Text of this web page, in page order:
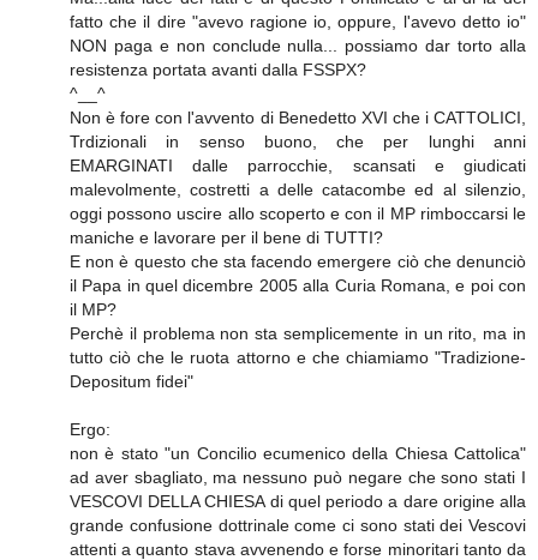
fatto che il dire "avevo ragione io, oppure, l'avevo detto io"
NON paga e non conclude nulla... possiamo dar torto alla
resistenza portata avanti dalla FSSPX?
^__^
Non è fore con l'avvento di Benedetto XVI che i CATTOLICI,
Trdizionali in senso buono, che per lunghi anni
EMARGINATI dalle parrocchie, scansati e giudicati
malevolmente, costretti a delle catacombe ed al silenzio,
oggi possono uscire allo scoperto e con il MP rimboccarsi le
maniche e lavorare per il bene di TUTTI?
E non è questo che sta facendo emergere ciò che denunciò
il Papa in quel dicembre 2005 alla Curia Romana, e poi con
il MP?
Perchè il problema non sta semplicemente in un rito, ma in
tutto ciò che le ruota attorno e che chiamiamo "Tradizione-
Depositum fidei"
Ergo:
non è stato "un Concilio ecumenico della Chiesa Cattolica"
ad aver sbagliato, ma nessuno può negare che sono stati I
VESCOVI DELLA CHIESA di quel periodo a dare origine alla
grande confusione dottrinale come ci sono stati dei Vescovi
attenti a quanto stava avvenendo e forse minoritari tanto da